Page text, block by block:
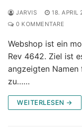
JARVIS 18. APRIL
0 KOMMENTARE
Webshop ist ein
Rev 4642. Ziel ist
angzeigten Namen
zu……
WEITERLESEN →